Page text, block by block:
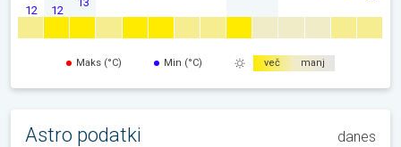
12 12
Maks (°C) Min (°C) več manj
Astro podatki danes